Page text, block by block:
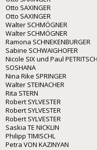
Otto SAXINGER
Otto SAXINGER
Walter SCHMÖGNER
Walter SCHMÖGNER
Ramona SCHNEKENBURGER
Sabine SCHWAIGHOFER
Nicole SIX und Paul PETRITSCH
SOSHANA
Nina Rike SPRINGER
Walter STEINACHER
Rita STERN
Robert SYLVESTER
Robert SYLVESTER
Robert SYLVESTER
Saskia TE NICKLIN
Philipp TIMISCHL
Petra VON KAZINYAN